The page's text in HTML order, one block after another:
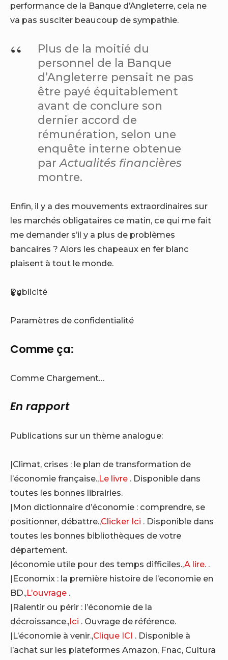
performance de la Banque d’Angleterre, cela ne
va pas susciter beaucoup de sympathie.
Plus de la moitié du
personnel de la Banque
d’Angleterre pensait ne pas
être payé équitablement
avant de conclure son
dernier accord de
rémunération, selon une
enquête interne obtenue
parActualités financières
montre.
Enfin, il y a des mouvements extraordinaires sur
les marchés obligataires ce matin, ce qui me fait
me demander s’il y a plus de problèmes
bancaires ? Alors les chapeaux en fer blanc
plaisent à tout le monde.
Publicité
Paramètres de confidentialité
Comme ça:
Comme Chargement…
En rapport
Publications sur un thème analogue:
|Climat, crises : le plan de transformation de
l’économie française.,Le livre . Disponible dans
toutes les bonnes librairies.
|Mon dictionnaire d’économie : comprendre, se
positionner, débattre.,Clicker Ici . Disponible dans
toutes les bonnes bibliothèques de votre
département.
|économie utile pour des temps difficiles.,A lire. .
|Economix : la première histoire de l’economie en
BD.,L’ouvrage .
|Ralentir ou périr : l’économie de la
décroissance.,Ici . Ouvrage de référence.
|L’économie à venir.,Clique ICI . Disponible à
l’achat sur les plateformes Amazon, Fnac, Cultura